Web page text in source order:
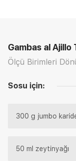
Gambas al Ajillo
Ölçü Birimleri
Sosu için:
300 g jumbo
50 ml zeytinyağı